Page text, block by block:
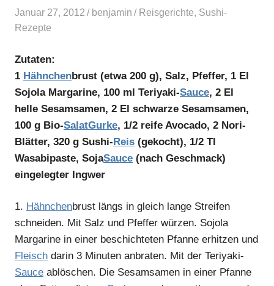
Januar 27, 2012 benjamin Reisgerichte, Sushi-
Rezepte
Zutaten:
1 Hähnchenbrust (etwa 200 g), Salz, Pfeffer, 1 El
Sojola Margarine, 100 ml Teriyaki-Sauce, 2 El
helle Sesamsamen, 2 El schwarze Sesamsamen,
100 g Bio-SalatGurke, 1/2 reife Avocado, 2 Nori-
Blätter, 320 g Sushi-Reis (gekocht), 1/2 Tl
Wasabipaste, SojaSauce (nach Geschmack)
eingelegter Ingwer
1. Hähnchenbrust längs in gleich lange Streifen
schneiden. Mit Salz und Pfeffer würzen. Sojola
Margarine in einer beschichteten Pfanne erhitzen und
Fleisch darin 3 Minuten anbraten. Mit der Teriyaki-
Sauce ablöschen. Die Sesamsamen in einer Pfanne